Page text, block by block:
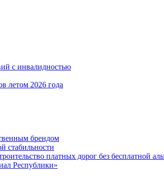
с инвалидностью
летом 2026 года
брендом
стабильности
платных дорог без бесплатной
Республики»